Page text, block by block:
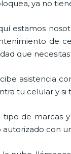
ya no
estamos
de
que
asistencia
tu celular y
tipo de marcas
autorizado con